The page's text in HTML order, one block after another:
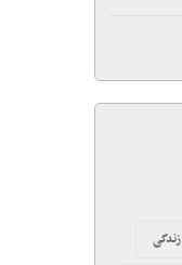
زندگی